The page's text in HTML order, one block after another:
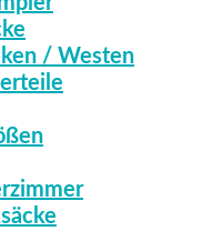
/ Westen